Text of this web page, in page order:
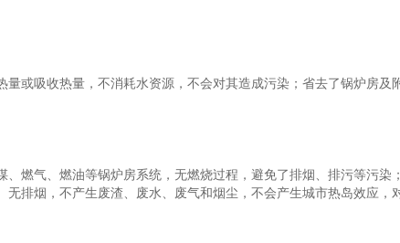
吸收热量，不消耗水资源，不会对其造成污染；省去了锅炉房及
气、燃油等锅炉房系统，无燃烧过程，避免了排烟、排污等污染
排烟，不产生废渣、废水、废气和烟尘，不会产生城市热岛效应，